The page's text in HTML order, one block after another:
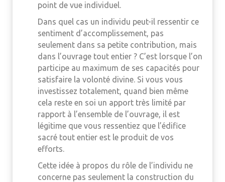
point de vue individuel.
Dans quel cas un individu peut-il ressentir ce
sentiment d’accomplissement, pas
seulement dans sa petite contribution, mais
dans l’ouvrage tout entier ? C’est lorsque l’on
participe au maximum de ses capacités pour
satisfaire la volonté divine. Si vous vous
investissez totalement, quand bien même
cela reste en soi un apport très limité par
rapport à l’ensemble de l’ouvrage, il est
légitime que vous ressentiez que l’édifice
sacré tout entier est le produit de vos
efforts.
Cette idée à propos du rôle de l’individu ne
concerne pas seulement la construction du